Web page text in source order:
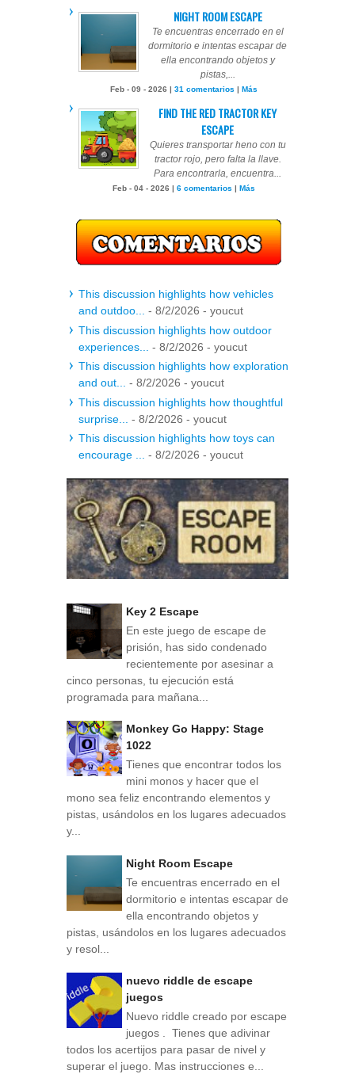
NIGHT ROOM ESCAPE
Te encuentras encerrado en el
dormitorio e intentas escapar de
ella encontrando objetos y
pistas,...
Feb - 09 - 2026 | 31 comentarios Más
FIND THE RED TRACTOR KEY
ESCAPE
Quieres transportar heno con tu
tractor rojo, pero falta la llave.
Para encontrarla, encuentra...
Feb - 04 - 2026 | 6 comentarios Más
This discussion highlights how vehicles
and outdoo... - 8/2/2026 - youcut
This discussion highlights how outdoor
experiences...
- 8/2/2026 - youcut
This discussion highlights how exploration
and out... - 8/2/2026 - youcut
This discussion highlights how thoughtful
surprise...
- 8/2/2026 - youcut
This discussion highlights how toys can
encourage ... - 8/2/2026 - youcut
Key 2 Escape
En este juego de escape de
prisión, has sido condenado
recientemente por asesinar a
cinco personas, tu ejecución está
programada para mañana...
Monkey Go Happy: Stage
1022
Tienes que encontrar todos los
mini monos y hacer que el
mono sea feliz encontrando elementos y
pistas, usándolos en los lugares adecuados
y...
Night Room Escape
Te encuentras encerrado en el
dormitorio e intentas escapar de
ella encontrando objetos y
pistas, usándolos en los lugares adecuados
y resol...
nuevo riddle de escape
juegos
Nuevo riddle creado por escape
juegos . Tienes que adivinar
todos los acertijos para pasar de nivel y
superar el juego. Mas instrucciones e...